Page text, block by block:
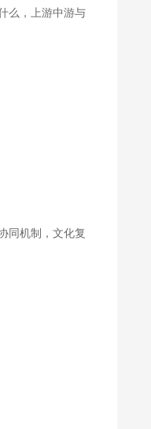
么，上游中游与
同机制，文化复